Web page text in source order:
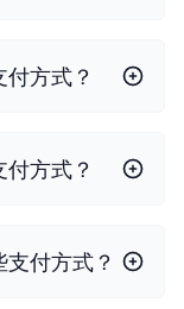
方式？
方式？
付方式？